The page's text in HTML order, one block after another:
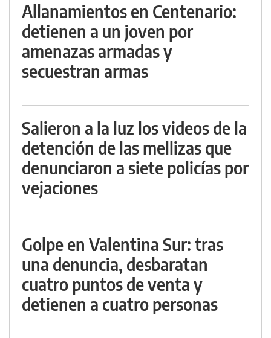
Allanamientos en Centenario:
detienen a un joven por
amenazas armadas y
secuestran armas
Salieron a la luz los videos de la
detención de las mellizas que
denunciaron a siete policías por
vejaciones
Golpe en Valentina Sur: tras
una denuncia, desbaratan
cuatro puntos de venta y
detienen a cuatro personas